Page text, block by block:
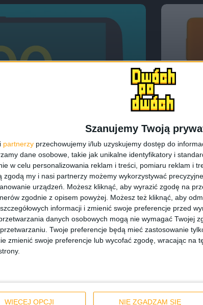
Szanujemy Twoją
partnerzy przechowujemy i/lub uzyskujemy dostęp do
dane osobowe, takie jak unikalne identyfikatory i
w celu personalizowania reklam i treści, pomiaru reklam i
zgodą my i nasi partnerzy możemy wykorzystywać
urządzeń. Możesz kliknąć, aby wyrazić zgodę na
zgodnie z opisem powyżej. Możesz też kliknąć, aby
informacji i zmienić swoje preferencje przed
danych osobowych mogą nie wymagać Twojej
Twoje preferencje będą mieć zastosowanie
zmienić swoje preferencje lub wycofać zgodę, wracając na
WIĘCEJ OPCJI NIE ZGADZAM SIĘ
smartfony do 500
cash
od początku